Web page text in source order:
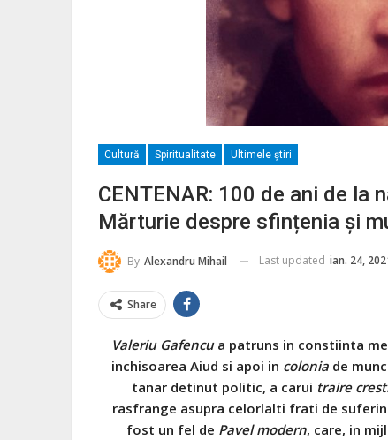
Cultură Spiritualitate Ultimele ştiri
CENTENAR: 100 de ani de la
Mărturie despre sfințenia și
By Alexandru Mihail Last updated ian. 24,
Share
Valeriu Gafencua patruns in constiinta
inchisoarea Aiud si apoi in coloniade
tanar detinut politic, a carui traire
rasfrange asupra celorlalti frati de
fost un fel de Pavel modern, care, in